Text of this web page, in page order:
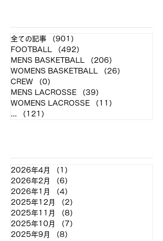
全ての記事 （901）
FOOTBALL
（492）
MENS BASKETBALL
（206）
WOMENS BASKETBALL
（26）
CREW
（0）
MENS LACROSSE
（39）
WOMENS LACROSSE
（11）
...
（121）
2026年4月 （1）
2026年2月
（6）
2026年1月
（4）
2025年12月
（2）
2025年11月
（8）
2025年10月
（7）
2025年9月
（8）